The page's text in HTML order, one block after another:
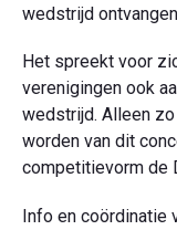
wedstrijd
Het spreekt voor
verenigingen ook
wedstrijd. Alleen
worden van dit
competitievorm de
Info en coördinatie